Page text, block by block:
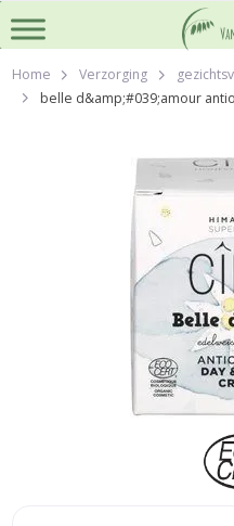
Home Verzorging
belle d&amp;#039;amour